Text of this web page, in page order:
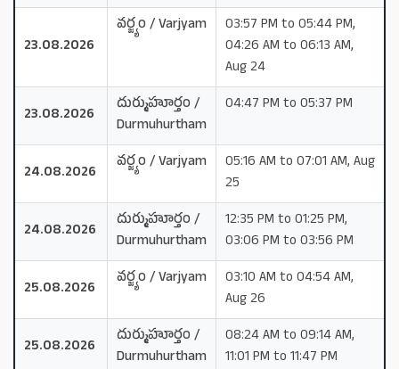
23.08.2026
వర్జ్యం / Varjyam
03:57 PM to 05:44 PM,
04:26 AM to 06:13 AM,
Aug 24
23.08.2026
దుర్ముహూర్తం /
Durmuhurtham
04:47 PM to 05:37 PM
24.08.2026
వర్జ్యం / Varjyam
05:16 AM to 07:01 AM, Aug
25
24.08.2026
దుర్ముహూర్తం /
Durmuhurtham
12:35 PM to 01:25 PM,
03:06 PM to 03:56 PM
25.08.2026
వర్జ్యం / Varjyam
03:10 AM to 04:54 AM,
Aug 26
25.08.2026
దుర్ముహూర్తం /
Durmuhurtham
08:24 AM to 09:14 AM,
11:01 PM to 11:47 PM